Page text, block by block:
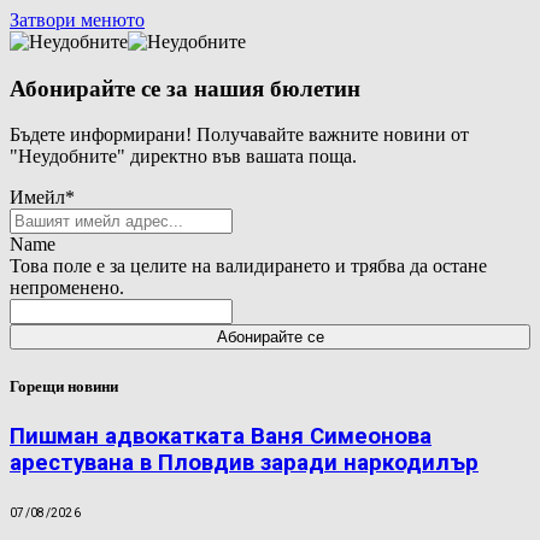
Затвори менюто
Абонирайте се за нашия бюлетин
Бъдете информирани! Получавайте важните новини от
"Неудобните" директно във вашата поща.
Имейл*
Name
Това поле е за целите на валидирането и трябва да остане
непроменено.
Горещи новини
Пишман адвокатката Ваня Симеонова
арестувана в Пловдив заради наркодилър
07/08/2026